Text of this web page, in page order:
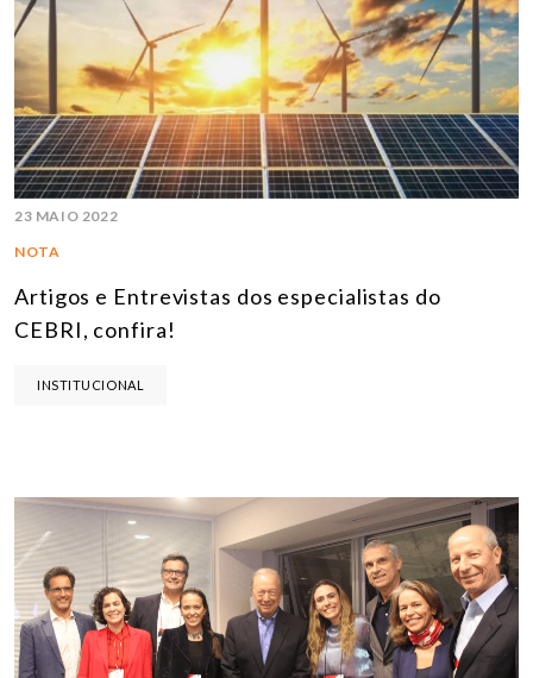
23 MAIO 2022
NOTA
Artigos e Entrevistas dos especialistas do
CEBRI, confira!
INSTITUCIONAL